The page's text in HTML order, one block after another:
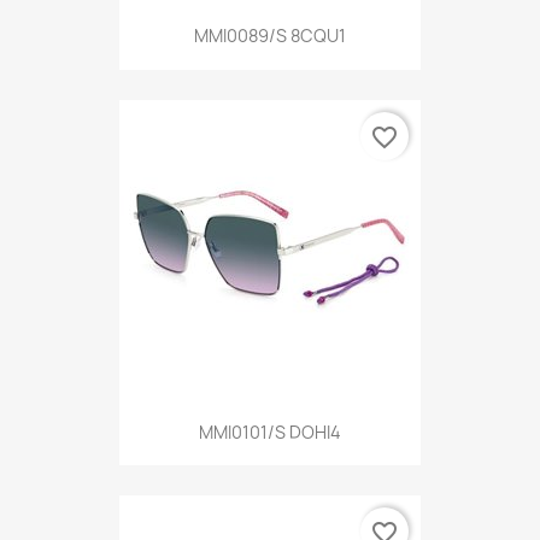
MMI0089/S 8CQU1
MMI0101/S DOHI4
favorite_border
favorite_border